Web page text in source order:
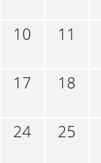
10 11
17 18
24 25